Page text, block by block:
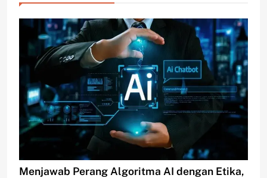
Menjawab Perang Algoritma AI dengan Etika,